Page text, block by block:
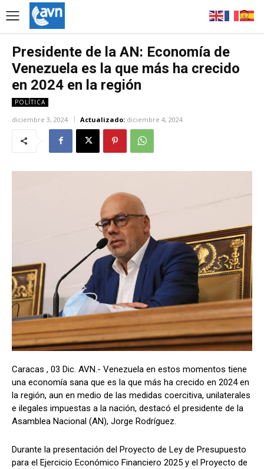
Presidente de la AN: Economía de
Venezuela es la que más ha crecido
en 2024 en la región
POLÍTICA
diciembre 3, 2024 Actualizado: diciembre 4, 2024
Caracas , 03 Dic. AVN.- Venezuela en estos momentos tiene
una economía sana que es la que más ha crecido en 2024 en
la región, aun en medio de las medidas coercitiva, unilaterales
e ilegales impuestas a la nación, destacó el presidente de la
Asamblea Nacional (AN), Jorge Rodríguez.
Durante la presentación del Proyecto de Ley de Presupuesto
para el Ejercicio Económico Financiero 2025 y el Proyecto de